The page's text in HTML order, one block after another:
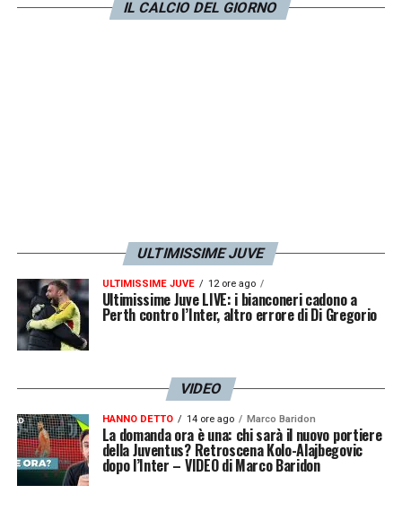
IL CALCIO DEL GIORNO
ULTIMISSIME JUVE
ULTIMISSIME JUVE 12 ore ago
Ultimissime Juve LIVE: i bianconeri cadono a
Perth contro l’Inter, altro errore di Di Gregorio
VIDEO
HANNO DETTO 14 ore ago Marco Baridon
La domanda ora è una: chi sarà il nuovo portiere
della Juventus? Retroscena Kolo-Alajbegovic
dopo l’Inter – VIDEO di Marco Baridon